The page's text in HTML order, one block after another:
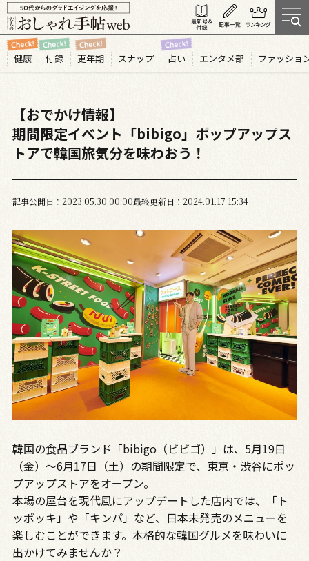
健康 付録 更年期 スナップ 占い エンタメ部 ファッショ
【おでかけ情報】
期間限定イベント「bibigo」ポップアップス
トアで韓国旅気分を味わおう！
記事公開日 2023.05 30 00:00最終更新日 2024.01.17 15:34
韓国の食品ブランド「bibigo（ビビゴ）」は、5月19日
（金）～6月17日（土）の期間限定で、東京・渋谷にポッ
プアップストアをオープン。
本場の屋台を現代風にアップデートした店内では、「ト
ッポッキ」や「キンパ」など、日本未発売のメニューを
楽しむことができます。本格的な韓国グルメを味わいに
出かけてみませんか？